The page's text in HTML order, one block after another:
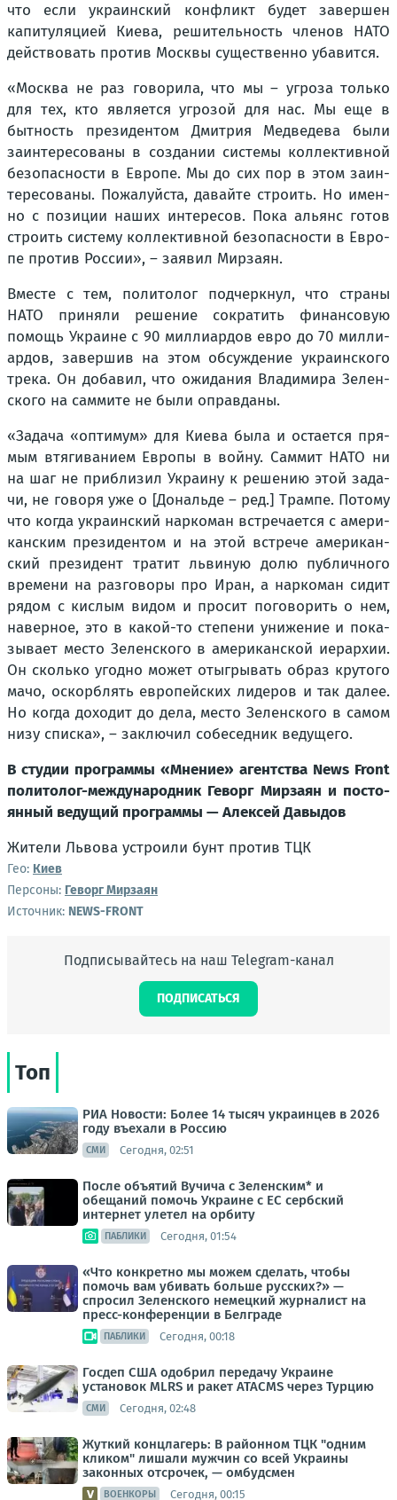
что если укра­ин­ский кон­фликт будет завер­шен
капи­ту­ля­ци­ей Кие­ва, реши­тель­ность чле­нов НАТО
дей­ство­вать про­тив Моск­вы суще­ствен­но уба­вит­ся.
«Москва не раз гово­ри­ла, что мы – угро­за толь­ко
для тех, кто явля­ет­ся угро­зой для нас. Мы еще в
быт­ность пре­зи­ден­том Дмит­рия Мед­ве­де­ва были
заин­те­ре­со­ва­ны в созда­нии систе­мы кол­лек­тив­ной
без­опас­но­сти в Евро­пе. Мы до сих пор в этом заин­
те­ре­со­ва­ны. Пожа­луй­ста, давай­те стро­ить. Но имен­
но с пози­ции наших инте­ре­сов. Пока аль­янс готов
стро­ить систе­му кол­лек­тив­ной без­опас­но­сти в Евро­
пе про­тив Рос­сии», – заявил Мир­за­ян.
Вме­сте с тем, поли­то­лог под­черк­нул, что стра­ны
НАТО при­ня­ли реше­ние сокра­тить финан­со­вую
помощь Укра­ине с 90 мил­ли­ар­дов евро до 70 мил­ли­
ар­дов, завер­шив на этом обсуж­де­ние укра­ин­ско­го
тре­ка. Он доба­вил, что ожи­да­ния Вла­ди­ми­ра Зелен­
ско­го на сам­ми­те не были оправ­да­ны.
«Зада­ча «опти­мум» для Кие­ва была и оста­ет­ся пря­
мым втя­ги­ва­ни­ем Евро­пы в вой­ну. Сам­мит НАТО ни
на шаг не при­бли­зил Укра­и­ну к реше­нию этой зада­
чи, не гово­ря уже о [Дональ­де – ред.] Трам­пе. Пото­му
что когда укра­ин­ский нар­ко­ман встре­ча­ет­ся с аме­ри­
кан­ским пре­зи­ден­том и на этой встре­че аме­ри­кан­
ский пре­зи­дент тра­тит льви­ную долю пуб­лич­но­го
вре­ме­ни на раз­го­во­ры про Иран, а нар­ко­ман сидит
рядом с кис­лым видом и про­сит пого­во­рить о нем,
навер­ное, это в какой-то сте­пе­ни уни­же­ние и пока­
зы­ва­ет место Зелен­ско­го в аме­ри­кан­ской иерар­хии.
Он сколь­ко угод­но может отыг­ры­вать образ кру­то­го
мачо, оскорб­лять евро­пей­ских лиде­ров и так далее.
Но когда дохо­дит до дела, место Зелен­ско­го в самом
низу спис­ка», – заклю­чил собе­сед­ник веду­ще­го.
В сту­дии про­грам­мы «Мне­ние» агент­ства News Front
поли­то­лог-меж­ду­на­род­ник Геворг Мир­за­ян и посто­
ян­ный веду­щий про­грам­мы — Алек­сей Давы­дов
Жите­ли Льво­ва устро­и­ли бунт про­тив ТЦК
Гео: Киев
Персоны: Геворг Мирзаян
Источник: NEWS-FRONT
Подписывайтесь на наш Telegram-канал
ПОДПИСАТЬСЯ
Топ
РИА Новости: Более 14 тысяч украинцев в 2026
году въехали в Россию
СМИ Сегодня, 02:51
После объятий Вучича с Зеленским* и
обещаний помочь Украине с ЕС сербский
интернет улетел на орбиту
ПАБЛИКИ Сегодня, 01:54
«Что конкретно мы можем сделать, чтобы
помочь вам убивать больше русских?» —
спросил Зеленского немецкий журналист на
пресс-конференции в Белграде
ПАБЛИКИ Сегодня, 00:18
Госдеп США одобрил передачу Украине
установок MLRS и ракет ATACMS через Турцию
СМИ Сегодня, 02:48
Жуткий концлагерь: В районном ТЦК "одним
кликом" лишали мужчин со всей Украины
законных отсрочек, — омбудсмен
ВОЕНКОРЫ Сегодня, 00:15